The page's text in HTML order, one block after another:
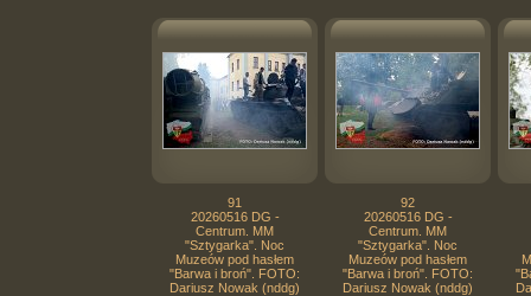
91
20260516 DG -
Centrum. MM
"Sztygarka". Noc
Muzeów pod hasłem
"Barwa i broń". FOTO:
Dariusz Nowak (nddg)
92
20260516 DG -
Centrum. MM
"Sztygarka". Noc
Muzeów pod hasłem
"Barwa i broń". FOTO:
Dariusz Nowak (nddg)